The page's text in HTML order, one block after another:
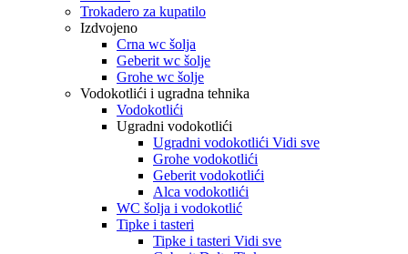
Trokadero za kupatilo
Izdvojeno
Crna wc šolja
Geberit wc šolje
Grohe wc šolje
Vodokotlići i ugradna tehnika
Vodokotlići
Ugradni vodokotlići
Ugradni vodokotlići Vidi sve
Grohe vodokotlići
Geberit vodokotlići
Alca vodokotlići
WC šolja i vodokotlić
Tipke i tasteri
Tipke i tasteri Vidi sve